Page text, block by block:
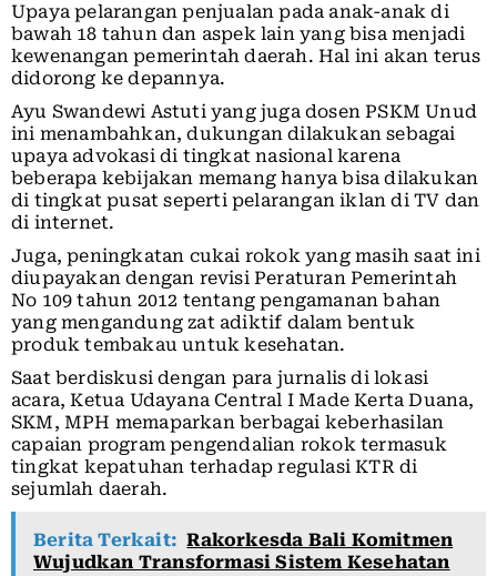
Upaya pelarangan penjualan pada anak-anak di
bawah 18 tahun dan aspek lain yang bisa menjadi
kewenangan pemerintah daerah. Hal ini akan terus
didorong ke depannya.
Ayu Swandewi Astuti yang juga dosen PSKM Unud
ini menambahkan, dukungan dilakukan sebagai
upaya advokasi di tingkat nasional karena
beberapa kebijakan memang hanya bisa dilakukan
di tingkat pusat seperti pelarangan iklan di TV dan
di internet.
Juga, peningkatan cukai rokok yang masih saat ini
diupayakan dengan revisi Peraturan Pemerintah
No 109 tahun 2012 tentang pengamanan bahan
yang mengandung zat adiktif dalam bentuk
produk tembakau untuk kesehatan.
Saat berdiskusi dengan para jurnalis di lokasi
acara, Ketua Udayana Central I Made Kerta Duana,
SKM, MPH memaparkan berbagai keberhasilan
capaian program pengendalian rokok termasuk
tingkat kepatuhan terhadap regulasi KTR di
sejumlah daerah.
Berita Terkait: Rakorkesda Bali Komitmen
Wujudkan Transformasi Sistem Kesehatan